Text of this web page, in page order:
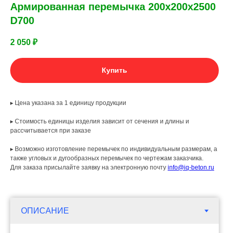
Армированная перемычка 200х200х2500
D700
2 050 ₽
Купить
▸ Цена указана за 1 единицу продукции
▸ Стоимость единицы изделия зависит от сечения и длины и
рассчитывается при заказе
▸ Возможно изготовление перемычек по индивидуальным размерам, а
также угловых и дугообразных перемычек по чертежам заказчика.
Для заказа присылайте заявку на электронную почту info@iq-beton.ru